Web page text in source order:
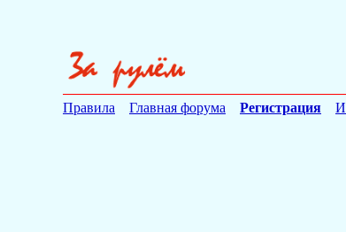
Правила Главная форума Регистрация